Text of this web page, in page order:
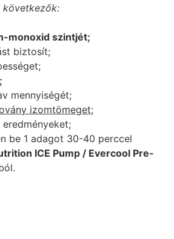
következők:
monoxid szintjét;
biztosít;
mennyiségét;
izomtömeget;
be 1 adagot 30-40 perccel
ICE Pump / Evercool Pre-